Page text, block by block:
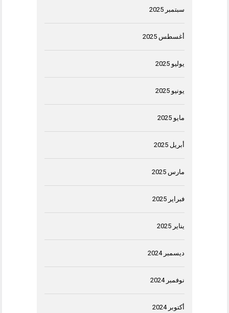
سبتمبر 2025
أغسطس 2025
يوليو 2025
يونيو 2025
مايو 2025
أبريل 2025
مارس 2025
فبراير 2025
يناير 2025
ديسمبر 2024
نوفمبر 2024
أكتوبر 2024